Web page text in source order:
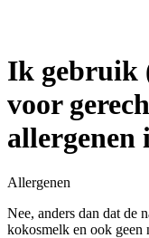
Ik gebruik
voor
allergenen
Allergenen
Nee, anders dan dat de
kokosmelk en ook geen